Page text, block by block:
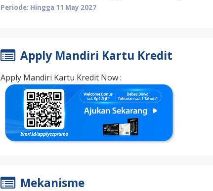
Periode: Hingga 11 May 2027
Apply Mandiri Kartu Kredit
Apply Mandiri Kartu Kredit Now :
Mekanisme